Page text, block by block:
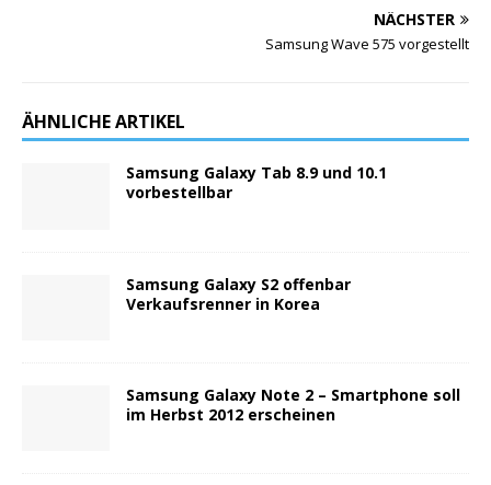
NÄCHSTER
Samsung Wave 575 vorgestellt
ÄHNLICHE ARTIKEL
Samsung Galaxy Tab 8.9 und 10.1
vorbestellbar
Samsung Galaxy S2 offenbar
Verkaufsrenner in Korea
Samsung Galaxy Note 2 – Smartphone soll
im Herbst 2012 erscheinen